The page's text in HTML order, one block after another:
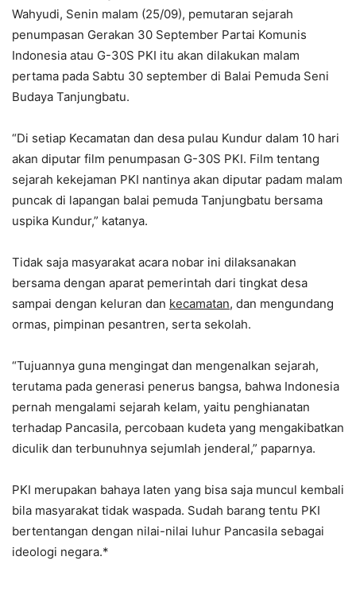
Wahyudi, Senin malam (25/09), pemutaran sejarah
penumpasan Gerakan 30 September Partai Komunis
Indonesia atau G-30S PKI itu akan dilakukan malam
pertama pada Sabtu 30 september di Balai Pemuda Seni
Budaya Tanjungbatu.
“Di setiap Kecamatan dan desa pulau Kundur dalam 10 hari
akan diputar film penumpasan G-30S PKI. Film tentang
sejarah kekejaman PKI nantinya akan diputar padam malam
puncak di lapangan balai pemuda Tanjungbatu bersama
uspika Kundur,” katanya.
Tidak saja masyarakat acara nobar ini dilaksanakan
bersama dengan aparat pemerintah dari tingkat desa
sampai dengan keluran dan kecamatan, dan mengundang
ormas, pimpinan pesantren, serta sekolah.
“Tujuannya guna mengingat dan mengenalkan sejarah,
terutama pada generasi penerus bangsa, bahwa Indonesia
pernah mengalami sejarah kelam, yaitu penghianatan
terhadap Pancasila, percobaan kudeta yang mengakibatkan
diculik dan terbunuhnya sejumlah jenderal,” paparnya.
PKI merupakan bahaya laten yang bisa saja muncul kembali
bila masyarakat tidak waspada. Sudah barang tentu PKI
bertentangan dengan nilai-nilai luhur Pancasila sebagai
ideologi negara.*